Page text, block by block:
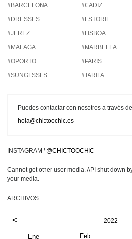
#BARCELONA #CADIZ
#DRESSES
#ESTORIL
#JEREZ
#LISBOA
#MALAGA
#MARBELLA
#OPORTO
#PARIS
#SUNGLSSES
#TARIFA
Puedes contactar con nosotros a través
hola@chictoochic.es
INSTAGRAM / @CHICTOOCHIC
Cannot get other user media. API shut down
your media.
ARCHIVOS
< 2022
Ene Feb